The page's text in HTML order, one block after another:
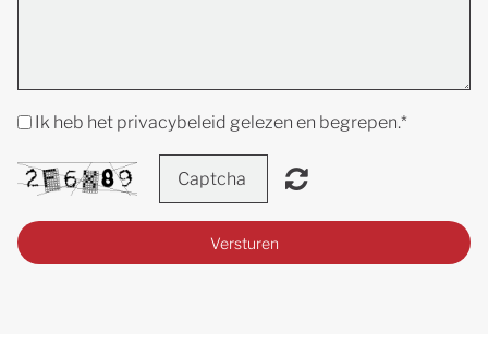
Ik heb het privacybeleid gelezen en begrepen.*
Versturen